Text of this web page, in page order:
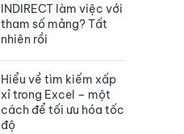
INDIRECT làm việc với
tham số mảng? Tất
nhiên rồi
Hiểu về tìm kiếm xấp
xỉ trong Excel – một
cách để tối ưu hóa tốc
độ